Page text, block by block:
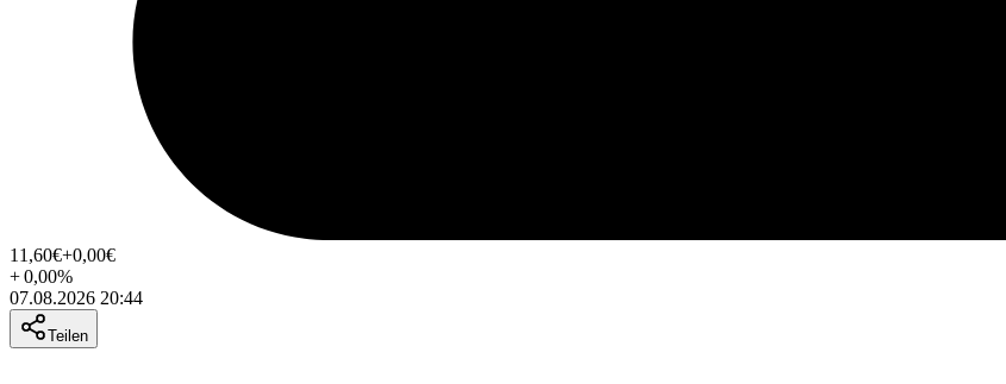
11,60€+0,00€
+0,00%
07.08.2026 20:44
Teilen